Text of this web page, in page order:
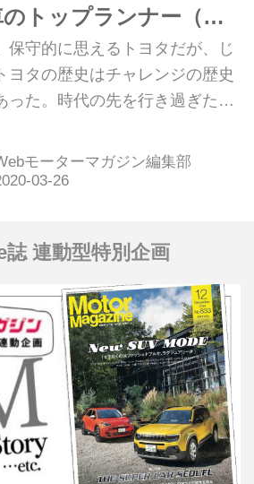
トップランナー（そ
保守的に思えるトヨタだが、じ
ヨタの歴史はチャレンジの歴史
った。時代の先を行き過ぎたク
ら、一体どうした？と首をかし
なるクルマまで、トヨタのチャ
を改めて俯瞰する連載企画をス
モーターマガジン編集部
連動型特別企画